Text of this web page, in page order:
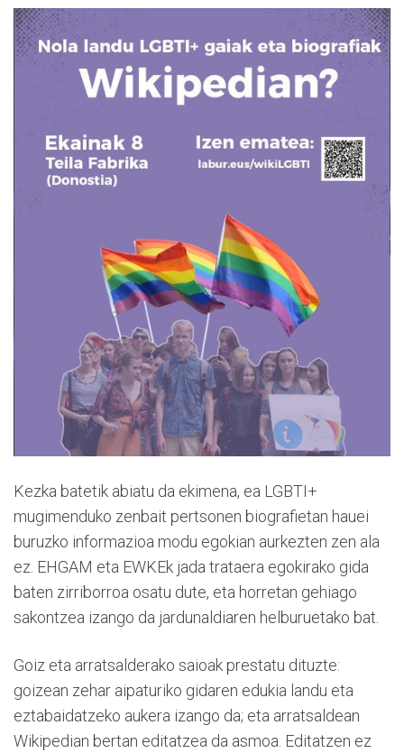
Kezka batetik abiatu da ekimena, ea LGBTI+
mugimenduko zenbait pertsonen biografietan hauei
buruzko informazioa modu egokian aurkezten zen ala
ez. EHGAM eta EWKEk jada trataera egokirako gida
baten zirriborroa osatu dute, eta horretan gehiago
sakontzea izango da jardunaldiaren helburuetako bat.
Goiz eta arratsalderako saioak prestatu dituzte:
goizean zehar aipaturiko gidaren edukia landu eta
eztabaidatzeko aukera izango da; eta arratsaldean
Wikipedian bertan editatzea da asmoa. Editatzen ez